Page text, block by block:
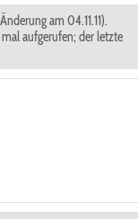
am 04.11.11).
mal aufgerufen; der letzte